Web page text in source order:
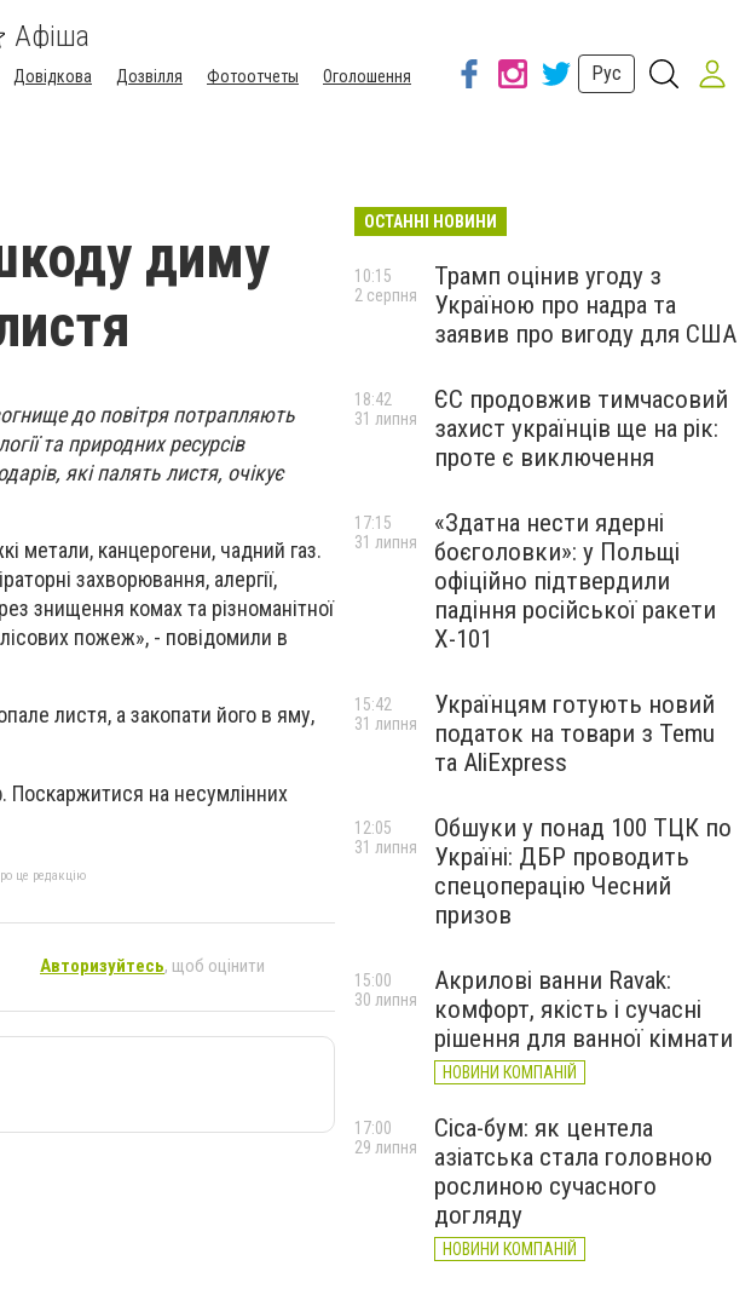
Афіша
Довідкова Дозвілля Фотоотчеты
Оголошення
Рус
диму
до повітря потрапляють
та природних ресурсів
які палять листя, очікує
метали, канцерогени, чадний газ.
захворювання, алергії,
знищення комах та різноманітної
пожеж», - повідомили в
листя, а закопати його в яму,
Поскаржитися на несумлінних
це редакцію
Авторизуйтесь, щоб оцінити
ОСТАННІ НОВИНИ
Трамп оцінив угоду з
Україною про надра та
заявив про вигоду для США
10:15
2 серпня
ЄС продовжив тимчасовий
захист українців ще на рік:
проте є виключення
18:42
31 липня
«Здатна нести ядерні
боєголовки»: у Польщі
офіційно підтвердили
падіння російської ракети
Х-101
17:15
31 липня
Українцям готують новий
податок на товари з Temu
та AliExpress
15:42
31 липня
Обшуки у понад 100 ТЦК по
Україні: ДБР проводить
спецоперацію Чесний
призов
12:05
31 липня
Акрилові ванни Ravak:
комфорт, якість і сучасні
рішення для ванної кімнати
НОВИНИ КОМПАНІЙ
15:00
30 липня
Cica-бум: як центела
азіатська стала головною
рослиною сучасного
догляду
НОВИНИ КОМПАНІЙ
17:00
29 липня